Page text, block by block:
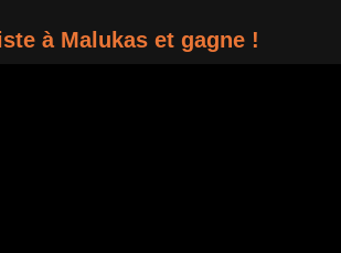
à Malukas et gagne !